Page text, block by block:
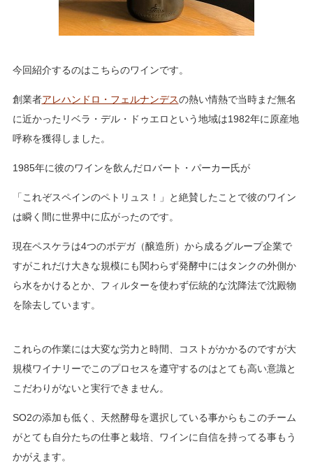
今回紹介するのはこちらのワインです。
創業者アレハンドロ・フェルナンデスの熱い情熱で当時まだ無名
に近かったリベラ・デル・ドゥエロという地域は1982年に原産地
呼称を獲得しました。
1985年に彼のワインを飲んだロバート・パーカー氏が
「これぞスペインのペトリュス！」と絶賛したことで彼のワイン
は瞬く間に世界中に広がったのです。
現在ペスケラは4つのボデガ（醸造所）から成るグループ企業で
すがこれだけ大きな規模にも関わらず発酵中にはタンクの外側か
ら水をかけるとか、フィルターを使わず伝統的な沈降法で沈殿物
を除去しています。
これらの作業には大変な労力と時間、コストがかかるのですが大
規模ワイナリーでこのプロセスを遵守するのはとても高い意識と
こだわりがないと実行できません。
SO2の添加も低く、天然酵母を選択している事からもこのチーム
がとても自分たちの仕事と栽培、ワインに自信を持ってる事もう
かがえます。